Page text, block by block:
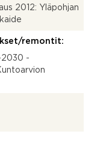
2012: Yläpohjan
remontit:
2030 -